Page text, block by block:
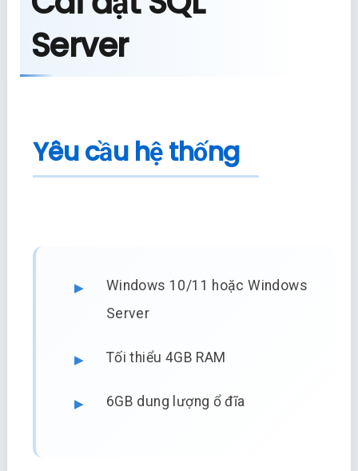
Server
Yêu cầu hệ thống
Windows 10/11 hoặc Windows
Server
Tối thiểu 4GB RAM
6GB dung lượng ổ đĩa